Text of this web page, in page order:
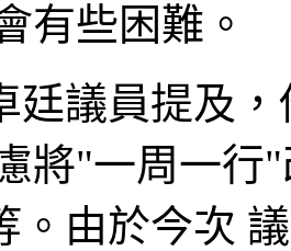
有些困難。
廷議員提及
將"一周一行
。由於今次